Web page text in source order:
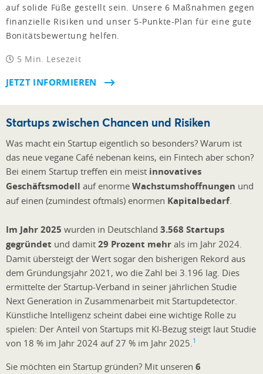
auf solide Füße gestellt sein. Unsere 6 Maßnahmen gegen
finanzielle Risiken und unser 5-Punkte-Plan für eine gute
Bonitätsbewertung helfen.
5 Min. Lesezeit
JETZT INFORMIEREN
Startups zwischen Chancen und Risiken
Was macht ein Startup eigentlich so besonders? Warum ist
das neue vegane Café nebenan keins, ein Fintech aber schon?
Bei einem Startup treffen ein meist innovatives
Geschäftsmodell auf enorme Wachstumshoffnungen und
auf einen (zumindest oftmals) enormen Kapitalbedarf.
Im Jahr 2025 wurden in Deutschland 3.568 Startups
gegründet und damit 29 Prozent mehr als im Jahr 2024.
Damit übersteigt der Wert sogar den bisherigen Rekord aus
dem Gründungsjahr 2021, wo die Zahl bei 3.196 lag. Dies
ermittelte der Startup-Verband in seiner jährlichen Studie
Next Generation in Zusammenarbeit mit Startupdetector.
Künstliche Intelligenz scheint dabei eine wichtige Rolle zu
spielen: Der Anteil von Startups mit KI-Bezug steigt laut Studie
von 18 % im Jahr 2024 auf 27 % im Jahr 2025. 1
Sie möchten ein Startup gründen? Mit unseren 6